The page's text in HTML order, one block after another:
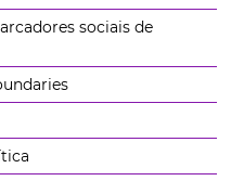
sociais de